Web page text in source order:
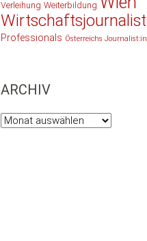
Verleihung Weiterbildung
Wirtschaftsjournalist
Professionals Österreichs Journalist:in
ARCHIV
Archiv